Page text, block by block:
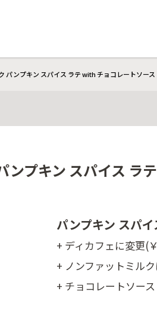
パンプキン スパイス ラテ with チョコレートソース
ンプキン スパイス ラ
パンプキン スパ
+ ディカフェに変更(
+ ノンファットミル
+ チョコレートソース